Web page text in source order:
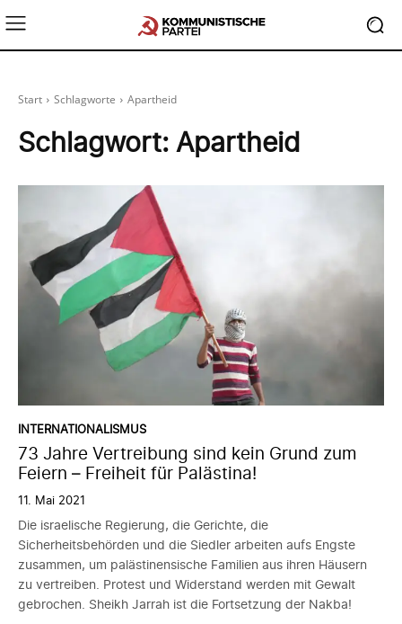
Start Schlagworte Apartheid
Schlagwort: Apartheid
INTERNATIONALISMUS
73 Jahre Vertreibung sind kein Grund zum
Feiern – Freiheit für Palästina!
11. Mai 2021
Die israelische Regierung, die Gerichte, die
Sicherheitsbehörden und die Siedler arbeiten aufs Engste
zusammen, um palästinensische Familien aus ihren Häusern
zu vertreiben. Protest und Widerstand werden mit Gewalt
gebrochen. Sheikh Jarrah ist die Fortsetzung der Nakba!